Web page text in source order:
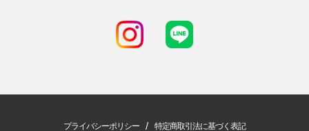
プライバシーポリシー / 特定商取引法に基づく表記